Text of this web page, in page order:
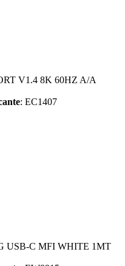
V1.4 8K 60HZ A/A
: EC1407
USB-C MFI WHITE 1MT